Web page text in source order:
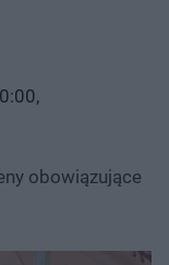
obowiązujące